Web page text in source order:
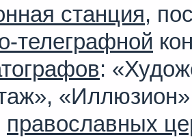
станция,
телеграфной
:
православных